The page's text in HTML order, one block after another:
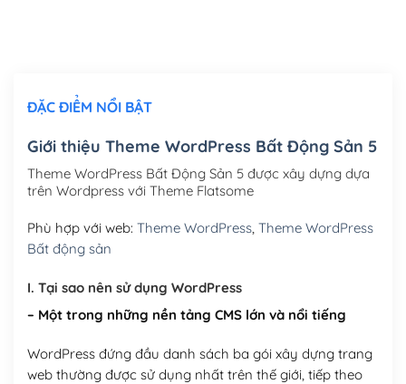
Mua thêm Host + Tên miền
Tên miền quốc tế .com .net .org (1 năm) (+300,000₫)
Tên miền Việt Nam .vn (1 năm) (+550,000₫)
Hosting 3GB SSD (1 năm)
Hosting 5GB SSD (1 năm)
Hosting 8GB SSD (1 năm) (+950,000₫)
ĐẶC ĐIỂM NỔI BẬT
Giới thiệu Theme WordPress Bất Động Sản 5
Theme WordPress Bất Động Sản 5 được xây dựng dựa
trên Wordpress với Theme Flatsome
Phù hợp với web: Theme WordPress, Theme WordPress
Bất động sản
I. Tại sao nên sử dụng WordPress
– Một trong những nền tảng CMS lớn và nổi tiếng
WordPress đứng đầu danh sách ba gói xây dựng trang
web thường được sử dụng nhất trên thế giới, tiếp theo